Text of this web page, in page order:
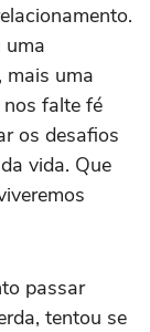
uma
mais uma
falte fé
os desafios
vida. Que
passar
tentou se